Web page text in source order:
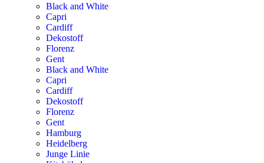
Black and White
Capri
Cardiff
Dekostoff
Florenz
Gent
Black and White
Capri
Cardiff
Dekostoff
Florenz
Gent
Hamburg
Heidelberg
Junge Linie